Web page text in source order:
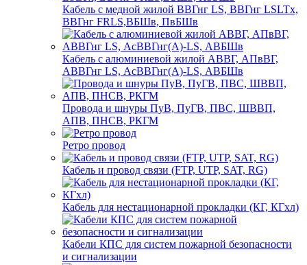
Кабель с медной жилой ВВГнг LS, ВВГнг LSLTx,
ВВГнг FRLS,ВБШв, ПвБШв
Кабель с алюминиевой жилой АВВГ, АПвВГ,
АВВГнг LS, АсВВГнг(А)-LS, АВБШв
Провода и шнуры ПуВ, ПуГВ, ПВС, ШВВП,
АПВ, ПНСВ, РКГМ
Ретро провод
Кабель и провод связи (FTP, UTP, SAT, RG)
Кабель для нестационарной прокладки (КГ, КГхл)
Кабели КПС для систем пожарной безопасности
и сигнализации